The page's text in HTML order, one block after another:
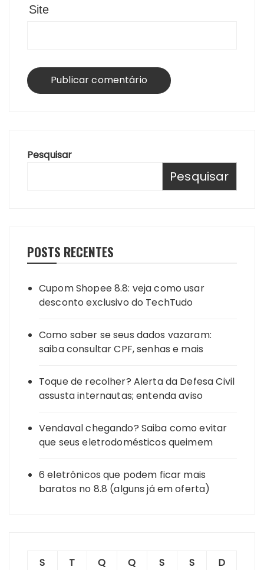
Site
Pesquisar
Pesquisar
POSTS RECENTES
Cupom Shopee 8.8: veja como usar
desconto exclusivo do TechTudo
Como saber se seus dados vazaram:
saiba consultar CPF, senhas e mais
Toque de recolher? Alerta da Defesa Civil
assusta internautas; entenda aviso
Vendaval chegando? Saiba como evitar
que seus eletrodomésticos queimem
6 eletrônicos que podem ficar mais
baratos no 8.8 (alguns já em oferta)
S T Q Q S S
D